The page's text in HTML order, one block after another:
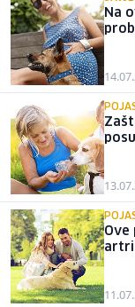
Na
Ove